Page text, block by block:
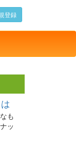
登録
も
ッ